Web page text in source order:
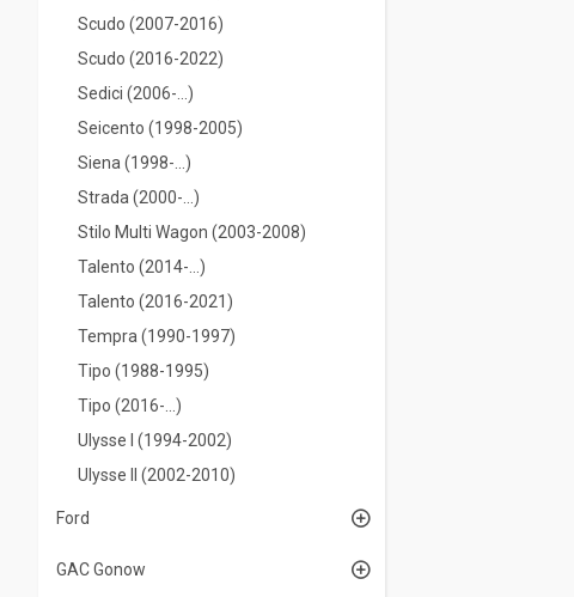
Scudo (2007-2016)
Scudo (2016-2022)
Sedici (2006-...)
Seicento (1998-2005)
Siena (1998-...)
Strada (2000-...)
Stilo Multi Wagon (2003-2008)
Talento (2014-...)
Talento (2016-2021)
Tempra (1990-1997)
Tipo (1988-1995)
Tipo (2016-...)
Ulysse I (1994-2002)
Ulysse II (2002-2010)
Ford
GAC Gonow